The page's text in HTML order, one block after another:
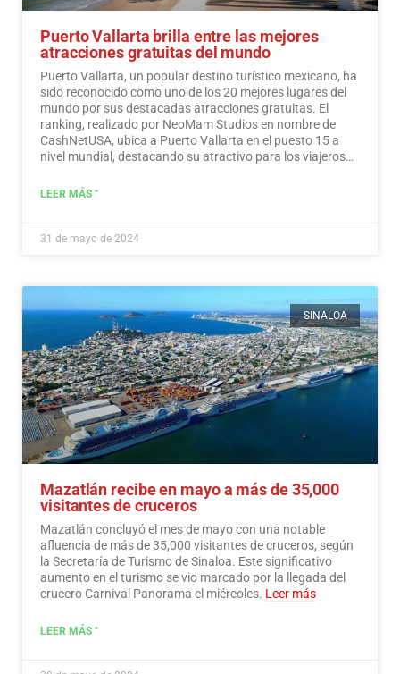
Puerto Vallarta brilla entre las mejores
atracciones gratuitas del mundo
Puerto Vallarta, un popular destino turístico mexicano, ha
sido reconocido como uno de los 20 mejores lugares del
mundo por sus destacadas atracciones gratuitas. El
ranking, realizado por NeoMam Studios en nombre de
CashNetUSA, ubica a Puerto Vallarta en el puesto 15 a
nivel mundial, destacando su atractivo para los viajeros
LEER MÁS "
31 de mayo de 2024
SINALOA
Mazatlán recibe en mayo a más de 35,000
visitantes de cruceros
Mazatlán concluyó el mes de mayo con una notable
afluencia de más de 35,000 visitantes de cruceros, según
la Secretaría de Turismo de Sinaloa. Este significativo
aumento en el turismo se vio marcado por la llegada del
crucero Carnival Panorama el miércoles. Leer más
LEER MÁS "